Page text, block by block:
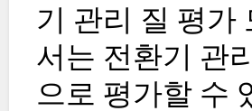
기 관리 질 평가
서는 전환기 관
으로 평가할 수